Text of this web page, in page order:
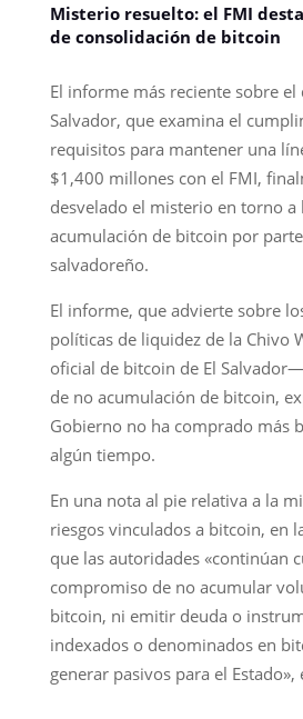
Misterio resuelto: el FMI
de consolidación de bitcoin
El informe más reciente sobre el
Salvador, que examina el
requisitos para mantener una
$1,400 millones con el FMI,
desvelado el misterio en torno a
acumulación de bitcoin por
salvadoreño.
El informe, que advierte sobre
políticas de liquidez de la Chivo
oficial de bitcoin de El
de no acumulación de bitcoin,
Gobierno no ha comprado más
algún tiempo.
En una nota al pie relativa a la
riesgos vinculados a bitcoin, en
que las autoridades «continúan
compromiso de no acumular
bitcoin, ni emitir deuda o
indexados o denominados en
generar pasivos para el